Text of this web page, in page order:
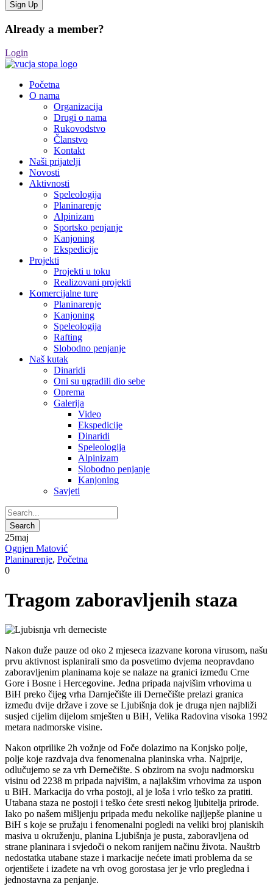
Already a member?
Login
Početna
O nama
Organizacija
Drugi o nama
Rukovodstvo
Članstvo
Kontakt
Naši prijatelji
Novosti
Aktivnosti
Speleologija
Planinarenje
Alpinizam
Sportsko penjanje
Kanjoning
Ekspedicije
Projekti
Projekti u toku
Realizovani projekti
Komercijalne ture
Planinarenje
Kanjoning
Speleologija
Rafting
Slobodno penjanje
Naš kutak
Dinaridi
Oni su ugradili dio sebe
Oprema
Galerija
Video
Ekspedicije
Dinaridi
Speleologija
Alpinizam
Slobodno penjanje
Kanjoning
Savjeti
25maj
Ognjen Matović
Planinarenje, Početna
0
Tragom zaboravljenih staza
Nakon duže pauze od oko 2 mjeseca izazvane korona virusom, našu
prvu aktivnost isplanirali smo da posvetimo dvjema neopravdano
zaboravljenim planinama koje se nalaze na granici između Crne
Gore i Bosne i Hercegovine. Jedna pripada najvišim vrhovima u
BiH preko čijeg vrha Darnječište ili Dernečište prelazi granica
između dvije države i zove se Ljubišnja dok je druga njen najbliži
susjed cijelim dijelom smješten u BiH, Velika Radovina visoka 1992
metara nadmorske visine.
Nakon otprilike 2h vožnje od Foče dolazimo na Konjsko polje,
polje koje razdvaja dva fenomenalna planinska vrha. Najprije,
odlučujemo se za vrh Dernečište. S obzirom na svoju nadmorsku
visinu od 2238 m pripada najvišim, a najlakšim vrhovima za uspon
u BiH. Markacija do vrha postoji, al je loša i vrlo teško za pratiti.
Utabana staza ne postoji i teško ćete sresti nekog ljubitelja prirode.
Iako po našem mišljenju pripada među nekolike najljepše planine u
BiH s koje se pružaju i fenomenalni pogledi na veliki broj planiskih
masiva u okruženju, planina Ljubišnja je pusta, zaboravljena od
strane planinara i svjedoči o nekom ranijem načinu života. Nauštrb
nedostatka utabane staze i markacije nećete imati problema da se
orjentišete i izađete na vrh ovog gorostasa jer je vrlo pregledna i
jednostavna za penjanje.